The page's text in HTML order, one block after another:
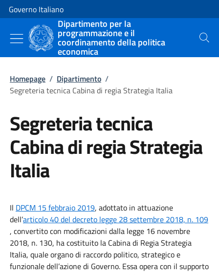
Vai al contenuto
Vai alla navigazione del sito
Governo Italiano
Dipartimento per la
programmazione e il
coordinamento della politica
economica
Cerca
Homepage / Dipartimento /
Segreteria tecnica Cabina di regia Strategia Italia
Segreteria tecnica
Cabina di regia Strategia
Italia
Il DPCM 15 febbraio 2019, adottato in attuazione
dell’articolo 40 del decreto legge 28 settembre 2018, n. 109
, convertito con modificazioni dalla legge 16 novembre
2018, n. 130, ha costituito la Cabina di Regia Strategia
Italia, quale organo di raccordo politico, strategico e
funzionale dell’azione di Governo. Essa opera con il supporto